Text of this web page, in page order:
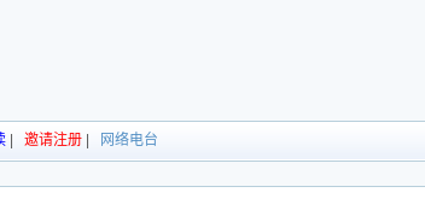
邀请注册 网络电台